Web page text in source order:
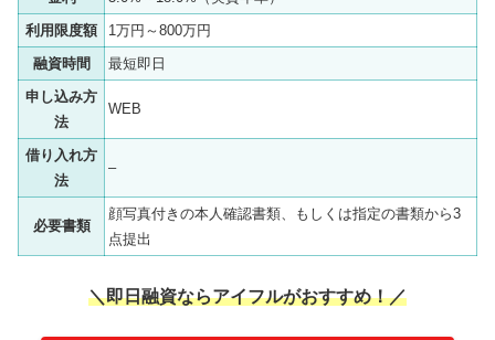
利用限度額
1万円～800万円
融資時間
最短即日
申し込み方
法
WEB
借り入れ方
法
–
必要書類
顔写真付きの本人確認書類、もしくは指定の書類から3
点提出
＼即日融資ならアイフルがおすすめ！／